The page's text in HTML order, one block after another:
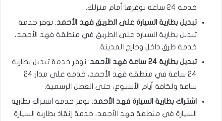
خدمة 24 ساعة نوفرها أمام منزلك.
تبديل بطارية السيارة على الطريق فهد الأحمد: نوفر خدمة
تبديل بطارية السيارة على الطريق في منطقة فهد الأحمد،
خدمة طرق داخل وخارج المدينة.
تبديل بطارية 24 ساعة فهد الأحمد
: نوفر خدمة تبديل بطارية
24 ساعة في منطقة فهد الأحمد، خدمة على مدار 24
ساعة ولكافة أيام الأسبوع، حتى العطل الرسمية.
اشتراك بطارية السيارة فهد الأحمد: نوفر خدمة اشتراك بطارية
السيارة في منطقة فهد الأحمد، خدمة إنقاذ بطارية السيارة